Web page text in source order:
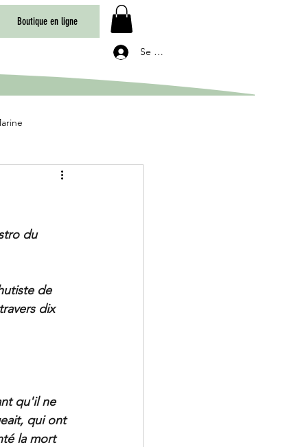
Boutique en ligne
Se connecter
du
de
dix
qu'il ne
qui ont
la mort